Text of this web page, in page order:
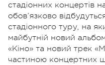
стадіонних концертів
обов’язково
стадіонного туру, на
майбутній новий
«Кіно» та новий трек
частиною концертних